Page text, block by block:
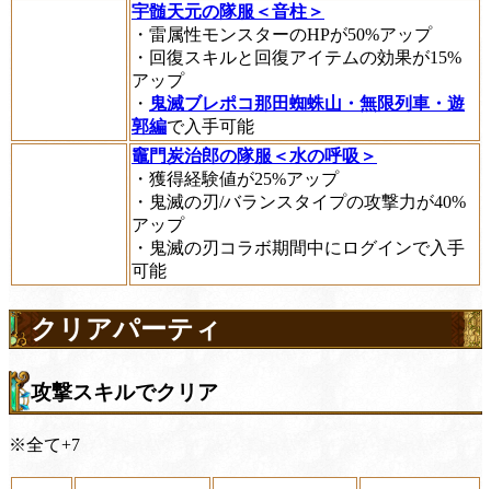
宇髄天元の隊服＜音柱＞
・雷属性モンスターのHPが50%アップ
・回復スキルと回復アイテムの効果が15%
アップ
・ 鬼滅ブレポコ那田蜘蛛山・無限列車・遊
郭編で入手可能
竈門炭治郎の隊服＜水の呼吸＞
・獲得経験値が25%アップ
・鬼滅の刃/バランスタイプの攻撃力が40%
アップ
・鬼滅の刃コラボ期間中にログインで入手
可能
クリアパーティ
攻撃スキルでクリア
※全て+7